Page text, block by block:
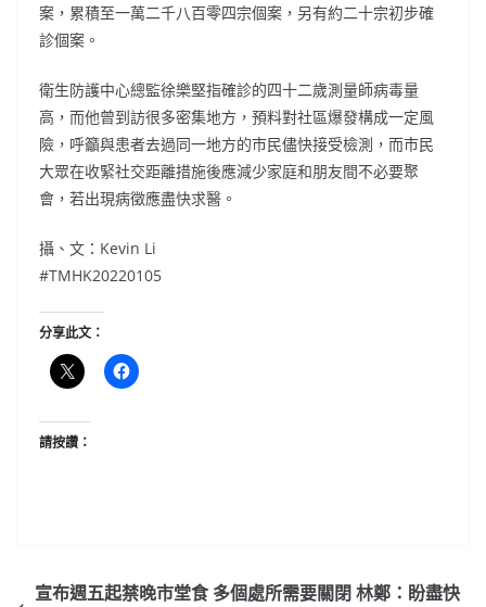
案，累積至一萬二千八百零四宗個案，另有約二十宗初步確
診個案。
衛生防護中心總監徐樂堅指確診的四十二歲測量師病毒量
高，而他曾到訪很多密集地方，預料對社區爆發構成一定風
險，呼籲與患者去過同一地方的市民儘快接受檢測，而市民
大眾在收緊社交距離措施後應減少家庭和朋友間不必要聚
會，若出現病徵應盡快求醫。
攝、文：Kevin Li
#TMHK20220105
分享此文：
請按讚：
宣布週五起禁晚市堂食 多個處所需要關閉 林鄭：盼盡快